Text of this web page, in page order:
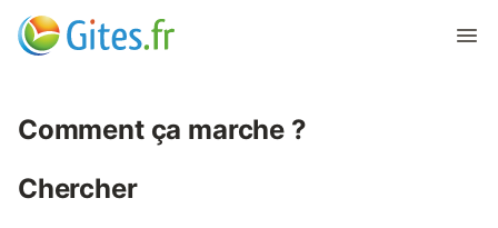
Comment ça marche ?
Chercher